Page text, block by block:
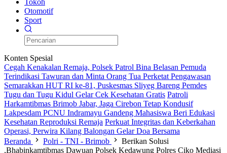
Tokoh
Otomotif
Sport
Konten Spesial
Cegah Kenakalan Remaja, Polsek Patrol Bina Belasan Pemuda
Terindikasi Tawuran dan Minta Orang Tua Perketat Pengawasan
Semarakkan HUT RI ke-81, Puskesmas Sliyeg Bareng Pemdes
Tugu dan Tugu Kidul Gelar Cek Kesehatan Gratis Patroli
Harkamtibmas Brimob Jabar, Jaga Cirebon Tetap Kondusif
Lakpesdam PCNU Indramayu Gandeng Mahasiswa Beri Edukasi
Kesehatan Reproduksi Remaja Perkuat Integritas dan Keberkahan
Operasi, Perwira Kilang Balongan Gelar Doa Bersama
Beranda
Polri - TNI - Brimob
Berikan Solusi
,Bhabinkamtibmas Dawuan Polsek Kedawung Polres Ciko Mediasi